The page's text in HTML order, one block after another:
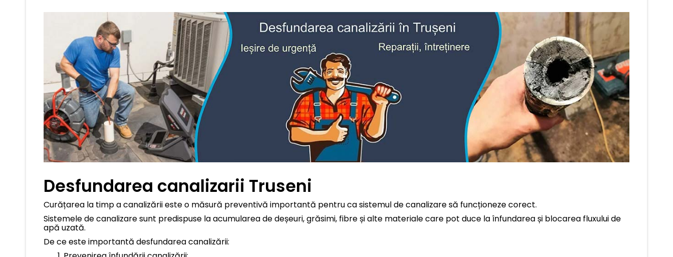
Desfundarea canalizarii Truseni
Curățarea la timp a canalizării este o măsură preventivă importantă pentru ca sistemul de canalizare să funcționeze corect.
Sistemele de canalizare sunt predispuse la acumularea de deșeuri, grăsimi, fibre și alte materiale care pot duce la înfundarea și blocarea fluxului de
apă uzată.
De ce este importantă desfundarea canalizării: